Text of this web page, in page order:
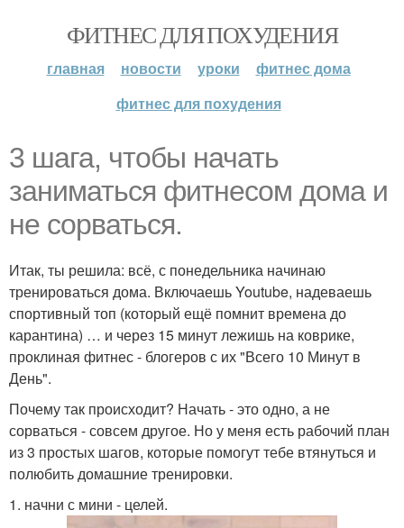
ФИТНЕС ДЛЯ ПОХУДЕНИЯ
главная новости уроки
фитнес дома
фитнес для похудения
3 шага, чтобы начать
заниматься фитнесом дома и
не сорваться.
Итак, ты решила: всё, с понедельника начинаю
тренироваться дома. Включаешь Youtube, надеваешь
спортивный топ (который ещё помнит времена до
карантина) … и через 15 минут лежишь на коврике,
проклиная фитнес - блогеров с их "Всего 10 Минут в
День".
Почему так происходит? Начать - это одно, а не
сорваться - совсем другое. Но у меня есть рабочий план
из 3 простых шагов, которые помогут тебе втянуться и
полюбить домашние тренировки.
1. начни с мини - целей.